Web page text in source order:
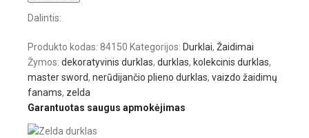
Dalintis:
Produkto kodas: 84150 Kategorijos: Durklai, Žaidimai
Žymos: dekoratyvinis durklas, durklas, kolekcinis durklas,
master sword, nerūdijančio plieno durklas, vaizdo žaidimų
fanams, zelda
Garantuotas saugus apmokėjimas